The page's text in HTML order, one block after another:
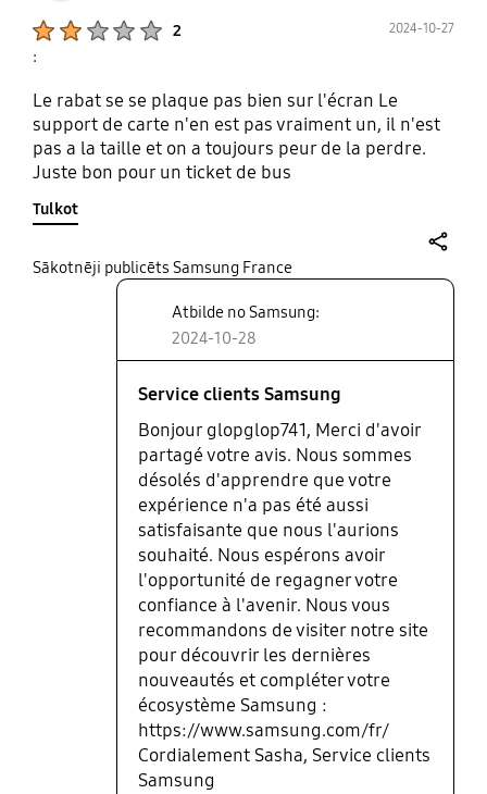
2 2024-10-27
:
Le rabat se se plaque pas bien sur l'écran Le
support de carte n'en est pas vraiment un, il n'est
pas a la taille et on a toujours peur de la perdre.
Juste bon pour un ticket de bus
Tulkot
Sākotnēji publicēts Samsung France
Atbilde no Samsung:
2024-10-28
Service clients Samsung
Bonjour glopglop741, Merci d'avoir
partagé votre avis. Nous sommes
désolés d'apprendre que votre
expérience n'a pas été aussi
satisfaisante que nous l'aurions
souhaité. Nous espérons avoir
l'opportunité de regagner votre
confiance à l'avenir. Nous vous
recommandons de visiter notre site
pour découvrir les dernières
nouveautés et compléter votre
écosystème Samsung :
https://www.samsung.com/fr/
Cordialement Sasha, Service clients
Samsung